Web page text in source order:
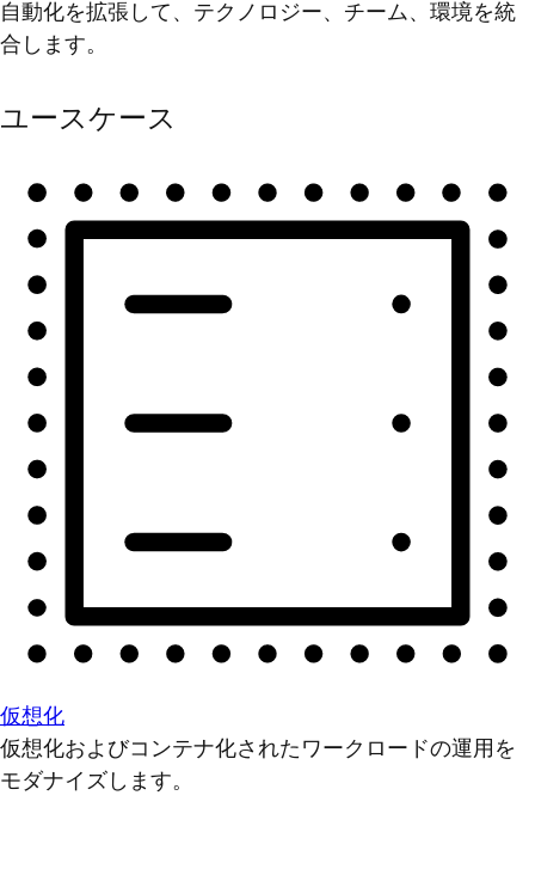
自動化を拡張して、テクノロジー、チーム、環境を統
合します。
ユースケース
仮想化
仮想化およびコンテナ化されたワークロードの運用を
モダナイズします。